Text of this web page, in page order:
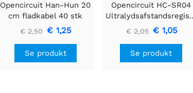
Opencircuit Han-Hun 20
cm fladkabel 40 stk
€ 2,50 € 1,25
Se produkt
Opencircuit HC-SR04
€ 2,05 € 1,05
Se produkt